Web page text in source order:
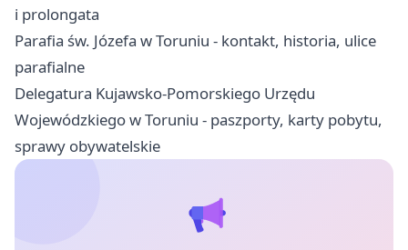
i prolongata
Parafia św. Józefa w Toruniu - kontakt, historia, ulice
parafialne
Delegatura Kujawsko-Pomorskiego Urzędu
Wojewódzkiego w Toruniu - paszporty, karty pobytu,
sprawy obywatelskie